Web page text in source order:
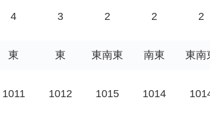
4 3 2 2 2
東 東 東南東 南東 東南
1011 1012 1015 1014